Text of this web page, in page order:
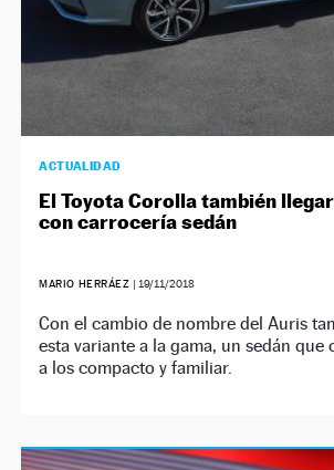
ACTUALIDAD
El Toyota Corolla también
con carrocería sedán
MARIO HERRÁEZ | 19/11/2018
Con el cambio de nombre del Auris
esta variante a la gama, un sedán que
a los compacto y familiar.